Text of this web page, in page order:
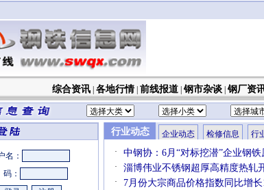
综合资讯 各地行情| 前线报道 钢市杂谈 钢厂资
名：
：
行业动态 企业动态 检修信息 行
·
中钢协：6月“对标挖潜”企业钢
·
淄博伟业不锈钢超厚高精度热轧
·
7月份大宗商品价格指数同比增长